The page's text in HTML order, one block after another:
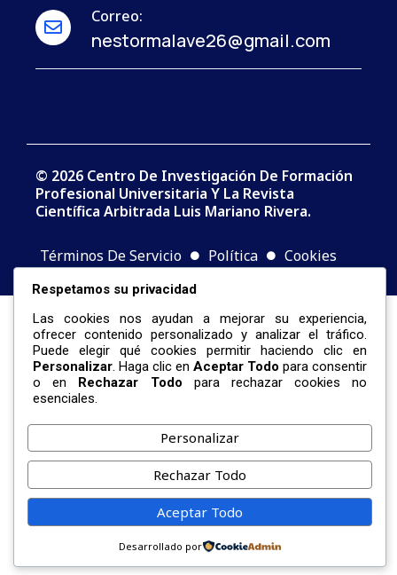
Correo:
nestormalave26@gmail.com
© 2026 Centro De Investigación De Formación
Profesional Universitaria Y La Revista
Científica Arbitrada Luis Mariano Rivera.
Términos De Servicio Política Cookies
Respetamos su privacidad
Las cookies nos ayudan a mejorar su experiencia,
ofrecer contenido personalizado y analizar el tráfico.
Puede elegir qué cookies permitir haciendo clic en
Personalizar. Haga clic enAceptar Todo para consentir
o en Rechazar Todo para rechazar cookies no
esenciales.
Personalizar
Rechazar Todo
Aceptar Todo
Desarrollado por